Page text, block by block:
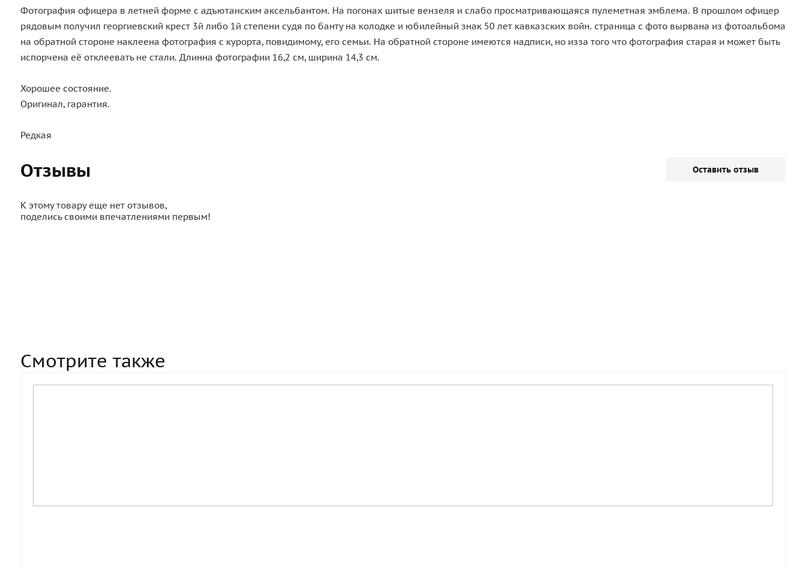
Фотография офицера в летней форме с адъютанским аксельбантом. На погонах шитые вензеля и слабо просматривающаяся пулеметная эмблема. В прошлом офицер
рядовым получил георгиевский крест 3й либо 1й степени судя по банту на колодке и юбилейный знак 50 лет кавказских войн. страница с фото вырвана из фотоальбома
на обратной стороне наклеена фотография с курорта, повидимому, его семьи. На обратной стороне имеются надписи, но изза того что фотография старая и может быть
испорчена её отклеевать не стали. Длинна фотографии 16,2 см, ширина 14,3 см.
Хорошее состояние.
Оригинал, гарантия.
Редкая
Отзывы Оставить отзыв
К этому товару еще нет отзывов,
поделись своими впечатлениями первым!
Смотрите также